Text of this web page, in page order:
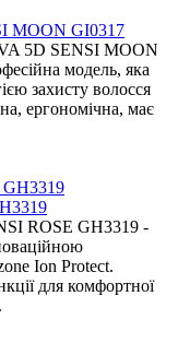
MOON GI0317
5D SENSI MOON
модель, яка
захисту волосся
ергономічна, має
ROSE GH3319 -
Ion Protect.
для комфортної